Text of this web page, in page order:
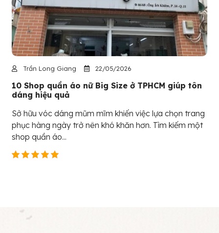
Trần Long Giang 22/05/2026
10 Shop quần áo nữ Big Size ở TPHCM giúp tôn
dáng hiệu quả
Sở hữu vóc dáng mũm mĩm khiến việc lựa chọn trang
phục hàng ngày trở nên khó khăn hơn. Tìm kiếm một
shop quần áo...